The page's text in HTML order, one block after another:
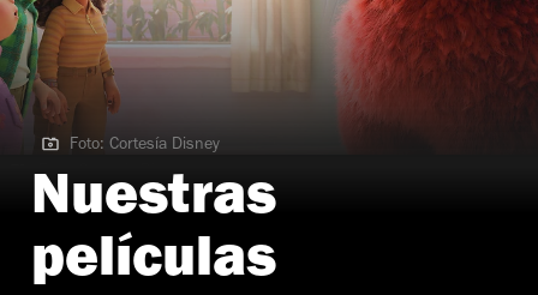
Foto: Cortesía Disney
Foto: Cortesía Disney
Nuestras
películas